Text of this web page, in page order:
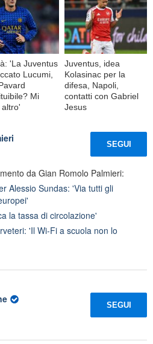
'La Juventus
Lucumi,
Mi
altro'
Juventus, idea
Kolasinac per la
difesa, Napoli,
contatti con Gabriel
Jesus
SEGUI
da Gian Romolo Palmieri:
Alessio Sundas: 'Via tutti gli
la tassa di circolazione'
'Il Wi-Fi a scuola non lo
SEGUI